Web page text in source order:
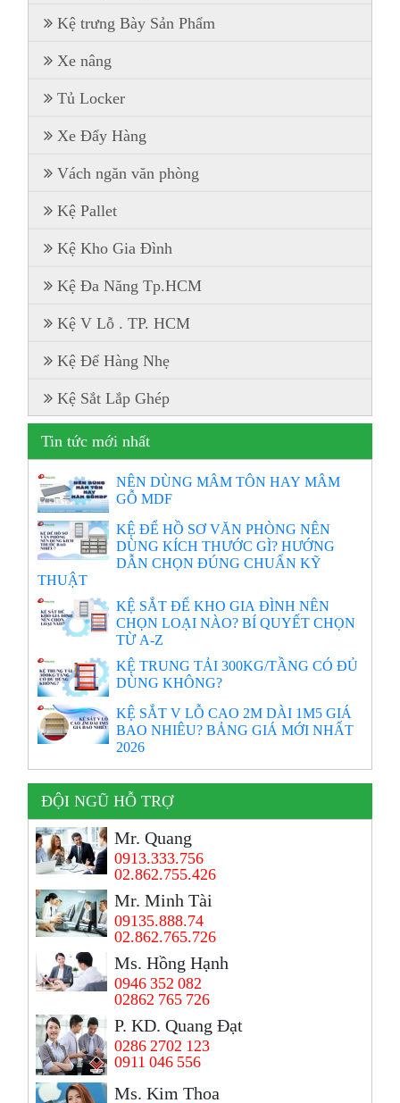
Kệ trưng Bày Sản Phẩm
Xe nâng
Tủ Locker
Xe Đẩy Hàng
Vách ngăn văn phòng
Kệ Pallet
Kệ Kho Gia Đình
Kệ Đa Năng Tp.HCM
Kệ V Lỗ . TP. HCM
Kệ Để Hàng Nhẹ
Kệ Sắt Lắp Ghép
Tin tức mới nhất
NÊN DÙNG MÂM TÔN HAY MÂM
GỖ MDF
KỆ ĐỂ HỒ SƠ VĂN PHÒNG NÊN
DÙNG KÍCH THƯỚC GÌ? HƯỚNG
DẪN CHỌN ĐÚNG CHUẨN KỸ
THUẬT
KỆ SẮT ĐỂ KHO GIA ĐÌNH NÊN
CHỌN LOẠI NÀO? BÍ QUYẾT CHỌN
TỪ A-Z
KỆ TRUNG TẢI 300KG/TẦNG CÓ ĐỦ
DÙNG KHÔNG?
KỆ SẮT V LỖ CAO 2M DÀI 1M5 GIÁ
BAO NHIÊU? BẢNG GIÁ MỚI NHẤT
2026
ĐỘI NGŨ HỖ TRỢ
Mr. Quang
0913.333.756
02.862.755.426
Mr. Minh Tài
09135.888.74
02.862.765.726
Ms. Hồng Hạnh
0946 352 082
02862 765 726
P. KD. Quang Đạt
0286 2702 123
0911 046 556
Ms. Kim Thoa